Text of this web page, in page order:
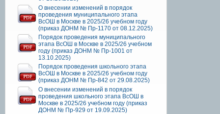
О внесении изменений в порядок
проведения муниципального этапа
ВсОШ в Москве в 2025/26 учебном году
(приказ ДОНМ № Пр-1170 от 08.12.2025)
Порядок проведения муниципального
этапа ВсОШ в Москве в 2025/26 учебном
году (приказ ДОНМ № Пр-1001 от
13.10.2025)
Порядок проведения школьного этапа
ВсОШ в Москве в 2025/26 учебном году
(приказ ДОНМ № Пр-842 от 29.08.2025)
О внесении изменений в порядок
проведения школьного этапа ВсОШ в
Москве в 2025/26 учебном году (приказ
ДОНМ № Пр-929 от 19.09.2025)